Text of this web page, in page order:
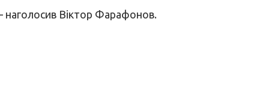
наголосив Віктор Фарафонов.